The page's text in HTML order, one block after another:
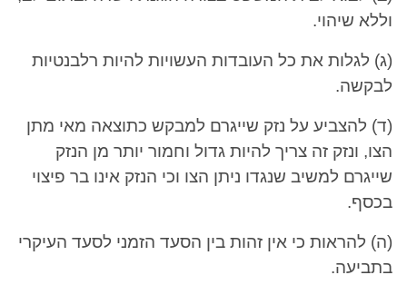
וללא שיהוי.
(ג) לגלות את כל העובדות העשויות להיות רלבנטיות
לבקשה.
(ד) להצביע על נזק שייגרם למבקש כתוצאה מאי מתן
הצו, ונזק זה צריך להיות גדול וחמור יותר מן הנזק
שייגרם למשיב שנגדו ניתן הצו וכי הנזק אינו בר פיצוי
בכסף.
(ה) להראות כי אין זהות בין הסעד הזמני לסעד העיקרי
בתביעה.